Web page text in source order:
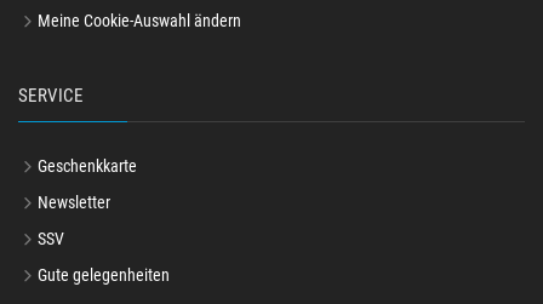
Meine Cookie-Auswahl ändern
SERVICE
Geschenkkarte
Newsletter
SSV
Gute gelegenheiten